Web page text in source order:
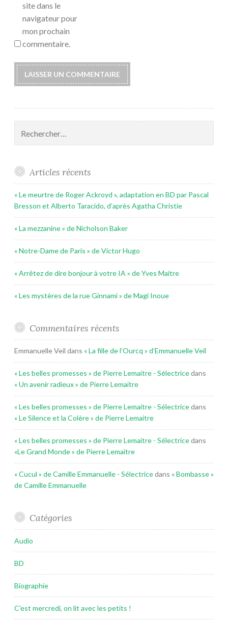
site dans le
navigateur pour
mon prochain
commentaire.
Articles récents
« Le meurtre de Roger Ackroyd », adaptation en BD par Pascal
Bresson et Alberto Taracido, d’après Agatha Christie
« La mezzanine » de Nicholson Baker
« Notre-Dame de Paris » de Victor Hugo
« Arrêtez de dire bonjour à votre IA » de Yves Maitre
« Les mystères de la rue Ginnami » de Magi Inoue
Commentaires récents
Emmanuelle Veil dans « La fille de l’Ourcq » d’Emmanuelle Veil
« Les belles promesses » de Pierre Lemaitre - Sélectricedans
« Un avenir radieux » de Pierre Lemaitre
« Les belles promesses » de Pierre Lemaitre - Sélectricedans
« Le Silence et la Colère » de Pierre Lemaitre
« Les belles promesses » de Pierre Lemaitre - Sélectricedans
«Le Grand Monde » de Pierre Lemaitre
« Cucul » de Camille Emmanuelle - Sélectricedans « Bombasse »
de Camille Emmanuelle
Catégories
Audio
BD
Biographie
C'est mercredi, on lit avec les petits !